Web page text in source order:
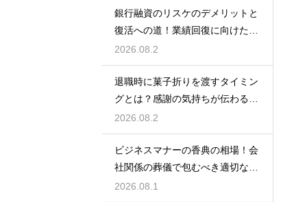
銀行融資のリスケのデメリットと
復活への道！業績回復に向けた事
業計画
2026.08.2
退職時に菓子折りを渡すタイミン
グとは？感謝の気持ちが伝わる正
しいマナー
2026.08.2
ビジネスマナーの香典の相場！会
社関係の葬儀で包むべき適切な金
額の目安
2026.08.1